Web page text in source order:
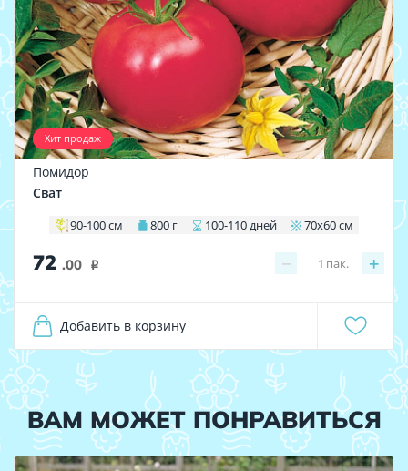
Хит продаж
Помидор
Сват
90-100 см 800 г 100-110 дней 70х60 см
72 .00 i − +
1 пак.
Добавить в корзину
ВАМ МОЖЕТ ПОНРАВИТЬСЯ